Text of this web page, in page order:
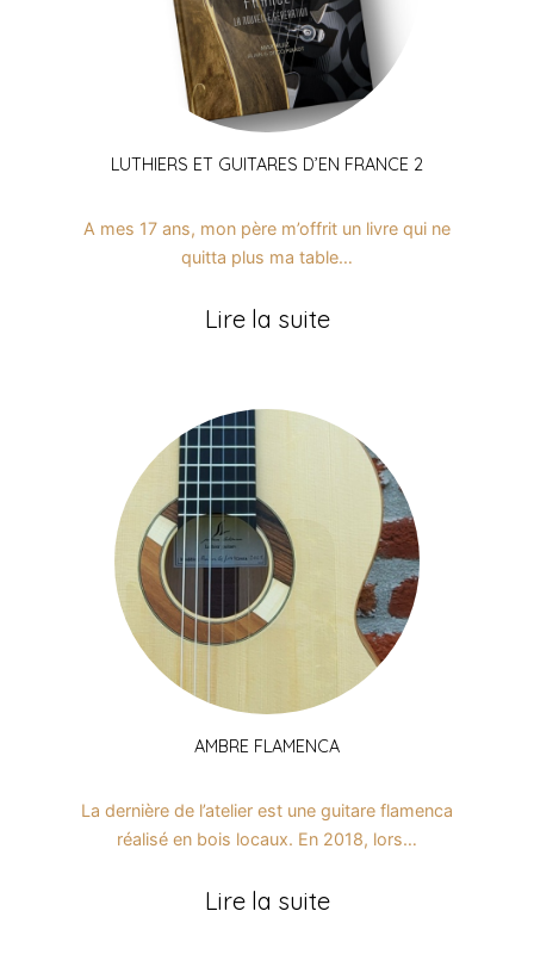
LUTHIERS ET GUITARES D’EN FRANCE 2
A mes 17 ans, mon père m’offrit un livre qui ne
quitta plus ma table…
Lire la suite
AMBRE FLAMENCA
La dernière de l’atelier est une guitare flamenca
réalisé en bois locaux. En 2018, lors…
Lire la suite